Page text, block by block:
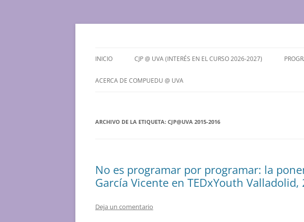
Saltar
INICIO CJP @ UVA (INTERÉS EN EL CURSO 2026-2027)
¿QUÉ ES EL CJP @ UVA?
ACERCA DE COMPUEDU @ UVA
CONTACTO
ARCHIVO DE LA ETIQUETA: CJP@UVA 2015-2016
No es programar por programar: la
García Vicente en TEDxYouth Valladolid,
Deja un comentario